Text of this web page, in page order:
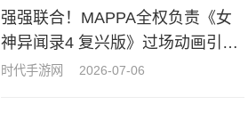
强强联合！MAPPA全权负责《女
神异闻录4 复兴版》过场动画引热
议
时代手游网 2026-07-06